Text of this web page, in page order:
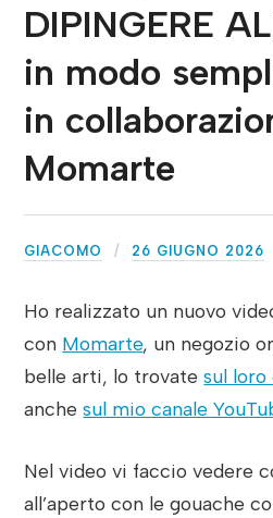
DIPINGERE
in modo
in
Momarte
GIACOMO 26 GIUGNO 2026
Ho realizzato un nuovo
con Momarte, un negozio
belle arti, lo trovatesul loro
anchesul mio canale
Nel video vi faccio vedere
all’aperto con le gouache